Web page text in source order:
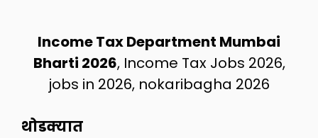
Income Tax Department Mumbai
Bharti 2026, Income Tax Jobs 2026,
jobs in 2026, nokaribagha 2026
थोडक्यात